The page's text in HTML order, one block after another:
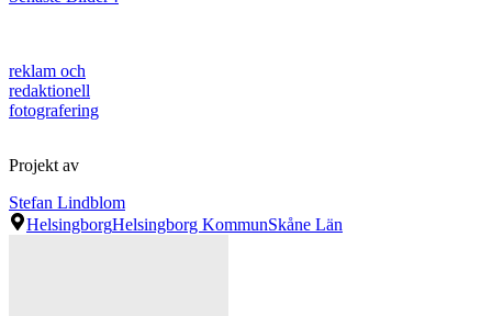
reklam och
redaktionell
fotografering
Projekt av
Stefan Lindblom
HelsingborgHelsingborg KommunSkåne Län